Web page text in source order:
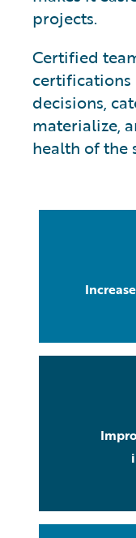
projects.
Certified
certifications
decisions,
materialize,
health of the